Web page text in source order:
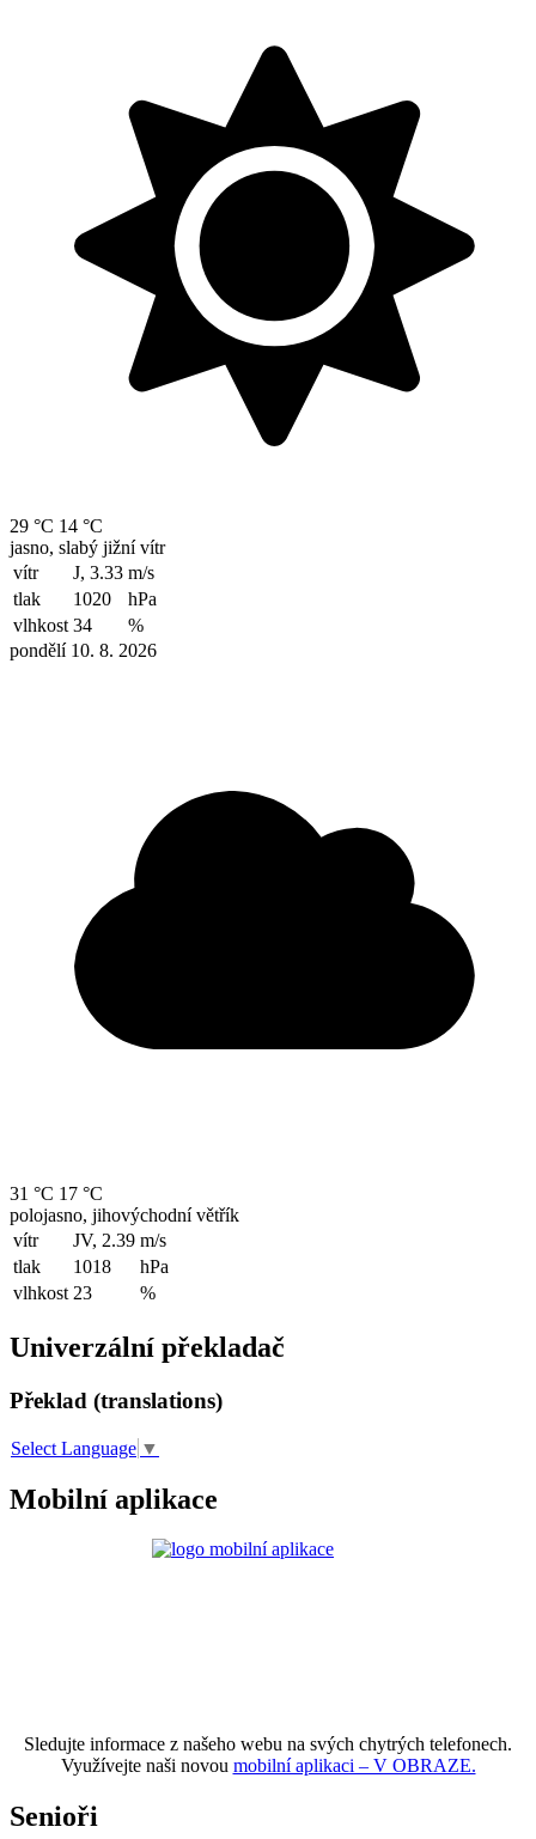
29 °C 14 °C
jasno, slabý jižní vítr
vítr
J, 3.33 m/s
tlak
1020
hPa
vlhkost 34
%
pondělí 10. 8. 2026
31 °C 17 °C
polojasno, jihovýchodní větřík
vítr
JV, 2.39 m/s
tlak
1018
hPa
vlhkost 23 %
Univerzální překladač
Překlad (translations)
Select Language ▼
Mobilní aplikace
Sledujte informace z našeho webu na svých chytrých telefonech.
Využívejte naši novou mobilní aplikaci – V OBRAZE.
Senioři